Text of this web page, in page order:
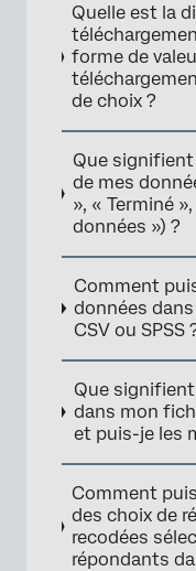
Quelle est la
forme de
de choix ?
Que
de mes
», « Terminé
données ») ?
Comment
données
CSV ou SPSS
Que
dans mon
et puis-je les
Comment
des choix de
recodées
répondants